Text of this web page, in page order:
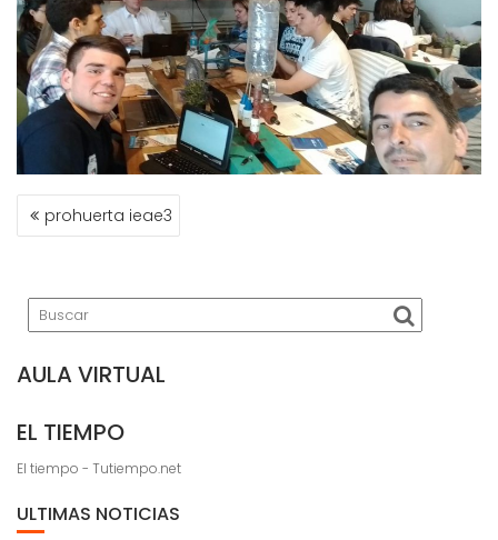
NAVEGACIÓN
DEprohuerta ieae3
AULA VIRTUAL
EL TIEMPO
El tiempo - Tutiempo.net
ULTIMAS NOTICIAS